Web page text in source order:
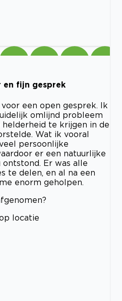
en fijn gesprek
een open gesprek. Ik
omlijnd probleem
te krijgen in de
Wat ik vooral
persoonlijke
er een natuurlijke
Er was alle
te delen, en al na een
enorm geholpen.
locatie